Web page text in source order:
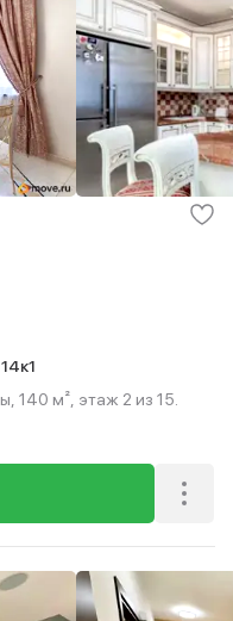
14к1
140 м², этаж 2 из 15.